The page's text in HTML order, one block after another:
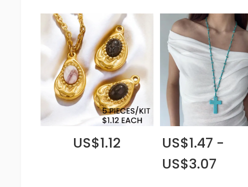
US$1.12
US$1.47 -
US$3.07